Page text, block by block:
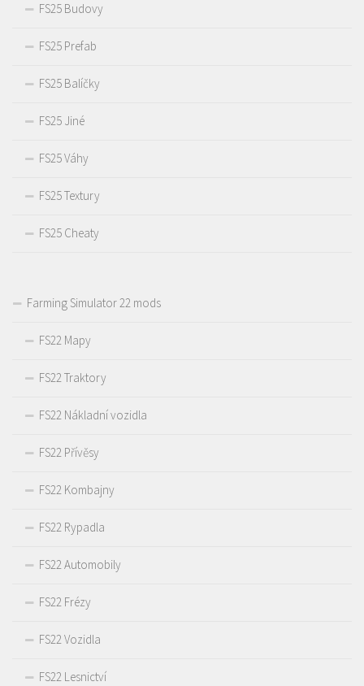
FS25 Budovy
FS25 Prefab
FS25 Balíčky
FS25 Jiné
FS25 Váhy
FS25 Textury
FS25 Cheaty
Farming Simulator 22 mods
FS22 Mapy
FS22 Traktory
FS22 Nákladní vozidla
FS22 Přívěsy
FS22 Kombajny
FS22 Rypadla
FS22 Automobily
FS22 Frézy
FS22 Vozidla
FS22 Lesnictví